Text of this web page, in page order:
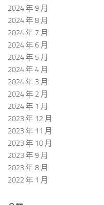
2024 年 9 月
2024 年 8 月
2024 年 7 月
2024 年 6 月
2024 年 5 月
2024 年 4 月
2024 年 3 月
2024 年 2 月
2024 年 1 月
2023 年 12 月
2023 年 11 月
2023 年 10 月
2023 年 9 月
2023 年 8 月
2022 年 1 月